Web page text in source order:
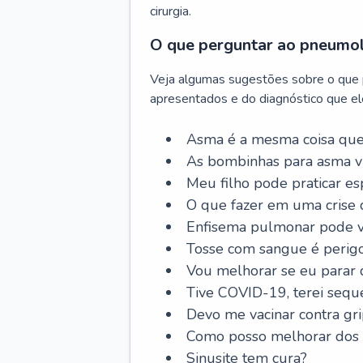
cirurgia.
O que perguntar ao
Veja algumas sugestões sobre o
apresentados e do diagnóstico que
Asma é a mesma coisa
As bombinhas para asma
Meu filho pode praticar
O que fazer em uma crise
Enfisema pulmonar pode
Tosse com sangue é
Vou melhorar se eu parar
Tive COVID-19, terei
Devo me vacinar contra
Como posso melhorar
Sinusite tem cura?